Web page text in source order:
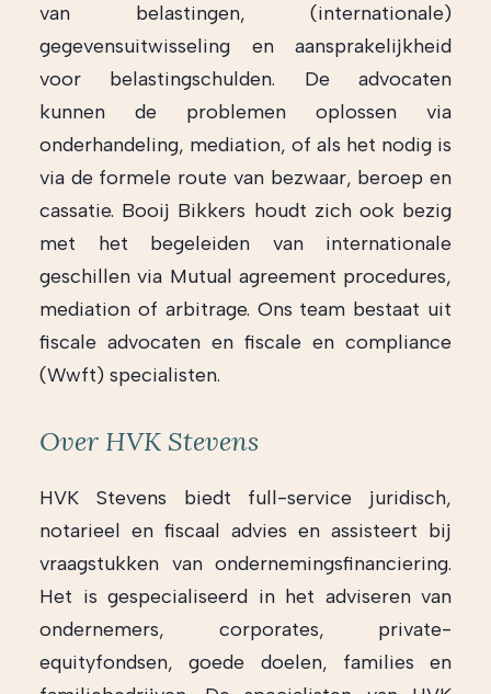
van belastingen, (internationale)
gegevensuitwisseling en aansprakelijkheid
voor belastingschulden. De advocaten
kunnen de problemen oplossen via
onderhandeling, mediation, of als het nodig is
via de formele route van bezwaar, beroep en
cassatie. Booij Bikkers houdt zich ook bezig
met het begeleiden van internationale
geschillen via Mutual agreement procedures,
mediation of arbitrage. Ons team bestaat uit
fiscale advocaten en fiscale en compliance
(Wwft) specialisten.
Over HVK Stevens
HVK Stevens biedt full-service juridisch,
notarieel en fiscaal advies en assisteert bij
vraagstukken van ondernemingsfinanciering.
Het is gespecialiseerd in het adviseren van
ondernemers, corporates, private-
equityfondsen, goede doelen, families en